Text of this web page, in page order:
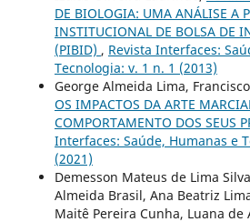
DE BIOLOGIA: UMA ANÁLISE A
INSTITUCIONAL DE BOLSA DE
(PIBID) , Revista Interfaces:
Tecnologia: v. 1 n. 1 (2013)
George Almeida Lima,
OS IMPACTOS DA ARTE
COMPORTAMENTO DOS SEUS
Interfaces: Saúde, Humanas e
(2021)
Demesson Mateus de Lima
Almeida Brasil, Ana Beatriz
Maitê Pereira Cunha, Luana